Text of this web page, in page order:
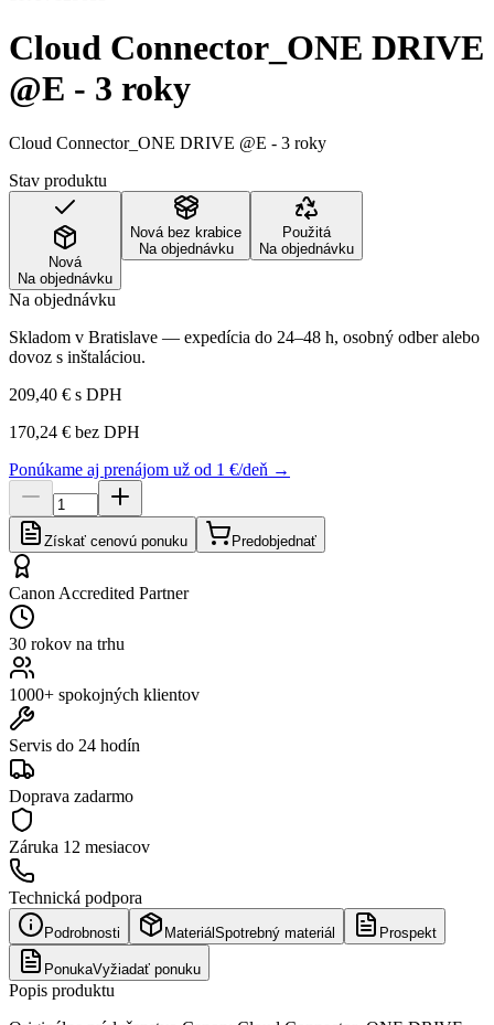
Cloud Connector_ONE DRIVE
@E - 3 roky
Cloud Connector_ONE DRIVE @E - 3 roky
Stav produktu
Nová
Na objednávku
Nová bez krabice
Na objednávku
Použitá
Na objednávku
Na objednávku
Skladom v Bratislave — expedícia do 24–48 h, osobný odber alebo
dovoz s inštaláciou.
209,40 € s DPH
170,24 € bez DPH
Ponúkame aj prenájom už od 1 €/deň →
Získať cenovú ponuku Predobjednať
Canon Accredited Partner
30 rokov na trhu
1000+ spokojných klientov
Servis do 24 hodín
Doprava zadarmo
Záruka 12 mesiacov
Technická podpora
Podrobnosti Materiál Spotrebný materiál Prospekt
PonukaVyžiadať ponuku
Popis produktu